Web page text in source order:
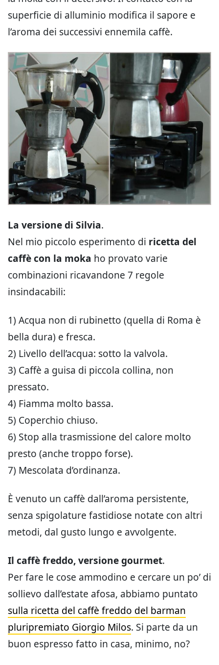
superficie di alluminio modifica il sapore e
l’aroma dei successivi ennemila caffè.
La versione di Silvia.
Nel mio piccolo esperimento di ricetta del
caffè con la moka ho provato varie
combinazioni ricavandone 7 regole
insindacabili:
1) Acqua non di rubinetto (quella di Roma è
bella dura) e fresca.
2) Livello dell’acqua: sotto la valvola.
3) Caffè a guisa di piccola collina, non
pressato.
4) Fiamma molto bassa.
5) Coperchio chiuso.
6) Stop alla trasmissione del calore molto
presto (anche troppo forse).
7) Mescolata d’ordinanza.
È venuto un caffè dall’aroma persistente,
senza spigolature fastidiose notate con altri
metodi, dal gusto lungo e avvolgente.
Il caffè freddo, versione gourmet.
Per fare le cose ammodino e cercare un po’ di
sollievo dall’estate afosa, abbiamo puntato
sulla ricetta del caffè freddo del barman
pluripremiato Giorgio Milos. Si parte da un
buon espresso fatto in casa, minimo, no?